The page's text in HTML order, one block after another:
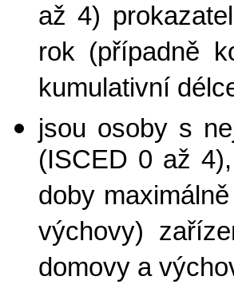
až 4)
rok (případně
kumulativní
jsou osoby s
(ISCED 0 až
doby
výchovy)
domovy a